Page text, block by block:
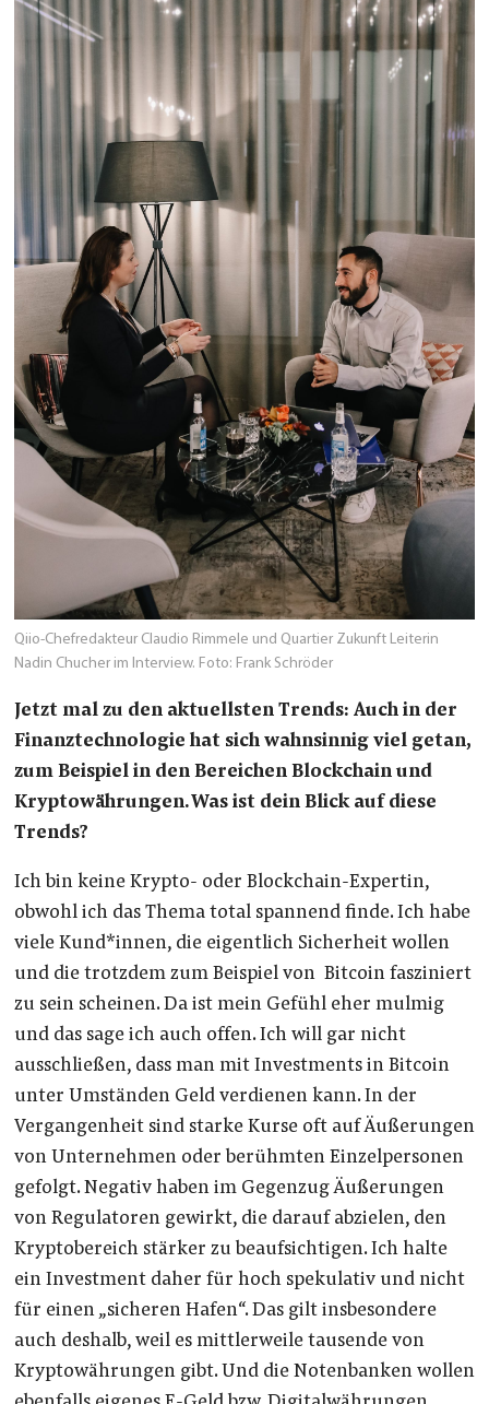
Qiio-Chefredakteur Claudio Rimmele und Quartier Zukunft Leiterin
Nadin Chucher im Interview. Foto: Frank Schröder
Jetzt mal zu den aktuellsten Trends: Auch in der
Finanztechnologie hat sich wahnsinnig viel getan,
zum Beispiel in den Bereichen Blockchain und
Kryptowährungen. Was ist dein Blick auf diese
Trends?
Ich bin keine Krypto- oder Blockchain-Expertin,
obwohl ich das Thema total spannend finde. Ich habe
viele Kund*innen, die eigentlich Sicherheit wollen
und die trotzdem zum Beispiel von Bitcoin fasziniert
zu sein scheinen. Da ist mein Gefühl eher mulmig
und das sage ich auch offen. Ich will gar nicht
ausschließen, dass man mit Investments in Bitcoin
unter Umständen Geld verdienen kann. In der
Vergangenheit sind starke Kurse oft auf Äußerungen
von Unternehmen oder berühmten Einzelpersonen
gefolgt. Negativ haben im Gegenzug Äußerungen
von Regulatoren gewirkt, die darauf abzielen, den
Kryptobereich stärker zu beaufsichtigen. Ich halte
ein Investment daher für hoch spekulativ und nicht
für einen „sicheren Hafen“. Das gilt insbesondere
auch deshalb, weil es mittlerweile tausende von
Kryptowährungen gibt. Und die Notenbanken wollen